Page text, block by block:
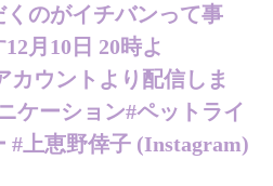
のが イチバン️って事
月10日 20時よ
カウントより配信しま
ケーション #ペットライ
#上恵野倖子 (Instagram)